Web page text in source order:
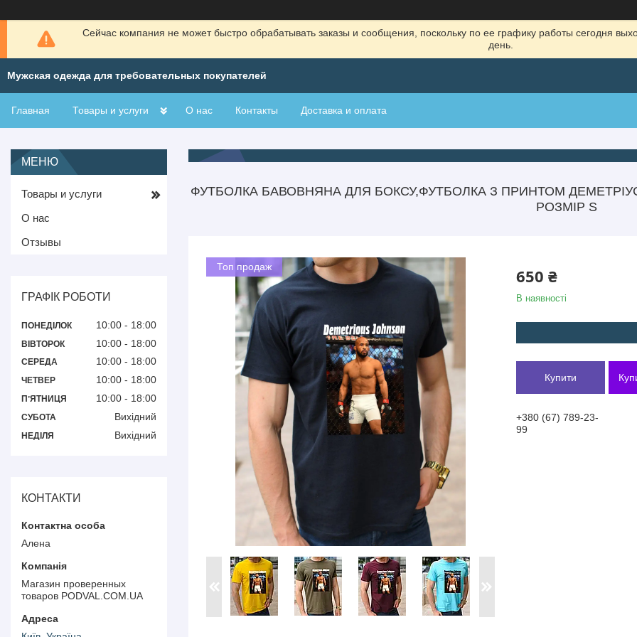
Сейчас компания не может быстро обрабатывать заказы и сообщения, поскольку по ее графику работы сегодня
день.
Мужская одежда для требовательных покупателей
Главная Товары и услуги О нас Контакты Доставка и оплата
ФУТБОЛКА БАВОВНЯНА ДЛЯ БОКСУ,ФУТБОЛКА З ПРИНТОМ
РОЗМІР S
Топ продаж 650 ₴
В наявності
Купити
+380 (67) 789-23-
99
Товары и услуги
О нас
Отзывы
ГРАФІК РОБОТИ
ПОНЕДІЛОК 10:00 18:00
ВІВТОРОК 10:00 18:00
СЕРЕДА 10:00 18:00
ЧЕТВЕР 10:00 18:00
ПʼЯТНИЦЯ 10:00 18:00
СУБОТА Вихідний
НЕДІЛЯ Вихідний
КОНТАКТИ
Алена
Магазин проверенных
товаров PODVAL.СOM.UA